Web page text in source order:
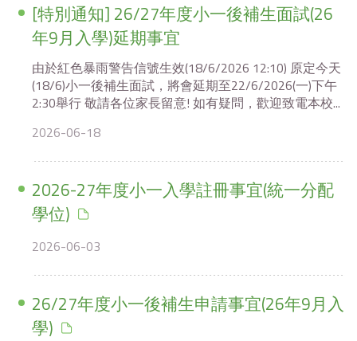
[特別通知] 26/27年度小一後補生面試(26
年9月入學)延期事宜
由於紅色暴雨警告信號生效(18/6/2026 12:10) 原定今天
(18/6)小一後補生面試，將會延期至22/6/2026(一)下午
2:30舉行 敬請各位家長留意! 如有疑問，歡迎致電本校...
2026-06-18
2026-27年度小一入學註冊事宜(統一分配
學位)
2026-06-03
26/27年度小一後補生申請事宜(26年9月入
學)